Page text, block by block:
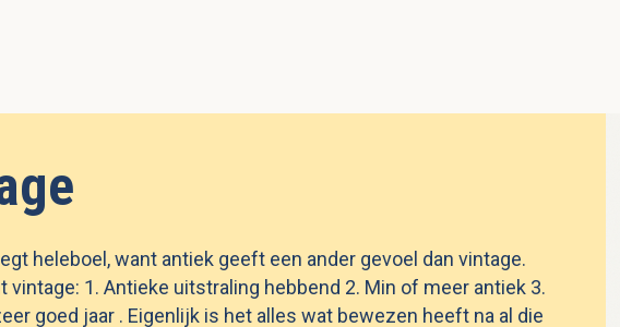
heleboel, want antiek geeft een ander gevoel dan vintage.
1. Antieke uitstraling hebbend 2. Min of meer antiek 3.
goed jaar . Eigenlijk is het alles wat bewezen heeft na al die